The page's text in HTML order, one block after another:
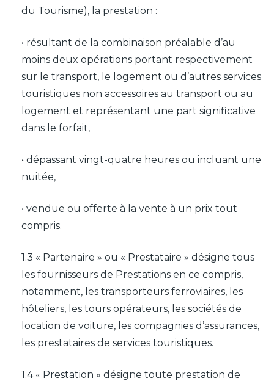
du Tourisme), la prestation :
• résultant de la combinaison préalable d’au
moins deux opérations portant respectivement
sur le transport, le logement ou d’autres services
touristiques non accessoires au transport ou au
logement et représentant une part significative
dans le forfait,
• dépassant vingt-quatre heures ou incluant une
nuitée,
• vendue ou offerte à la vente à un prix tout
compris.
1.3 « Partenaire » ou « Prestataire » désigne tous
les fournisseurs de Prestations en ce compris,
notamment, les transporteurs ferroviaires, les
hôteliers, les tours opérateurs, les sociétés de
location de voiture, les compagnies d’assurances,
les prestataires de services touristiques.
1.4 « Prestation » désigne toute prestation de